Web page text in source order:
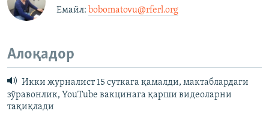
Емайл: ​ bobomatovu@rferl.org
Алоқадор
Икки журналист 15 суткага қамалди, мактаблардаги
зўравонлик, YouTube вакцинага қарши видеоларни
тақиқлади